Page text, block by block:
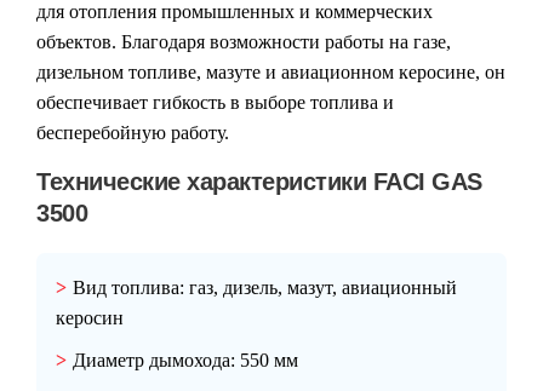
для отопления промышленных и коммерческих
объектов. Благодаря возможности работы на газе,
дизельном топливе, мазуте и авиационном керосине, он
обеспечивает гибкость в выборе топлива и
бесперебойную работу.
Технические характеристики FACI GAS
3500
Вид топлива: газ, дизель, мазут, авиационный
керосин
Диаметр дымохода: 550 мм